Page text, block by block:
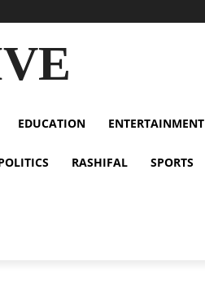
EDUCATION ENTERTAINMENT
RASHIFAL SPORTS